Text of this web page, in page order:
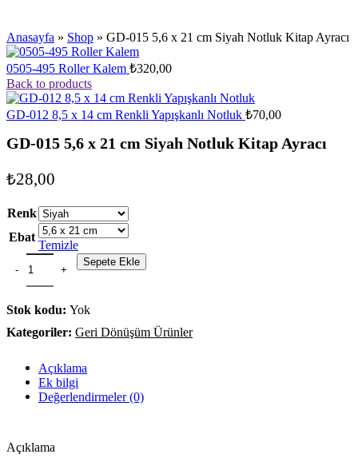
Anasayfa » Shop » GD-015 5,6 x 21 cm Siyah Notluk Kitap Ayracı
0505-495 Roller Kalem ₺320,00
Back to products
GD-012 8,5 x 14 cm Renkli Yapışkanlı Notluk ₺70,00
GD-015 5,6 x 21 cm Siyah Notluk Kitap Ayracı
₺28,00
Renk
Ebat
Temizle
Sepete Ekle
Stok kodu: Yok
Kategoriler: Geri Dönüşüm Ürünler
Açıklama
Ek bilgi
Değerlendirmeler (0)
Açıklama